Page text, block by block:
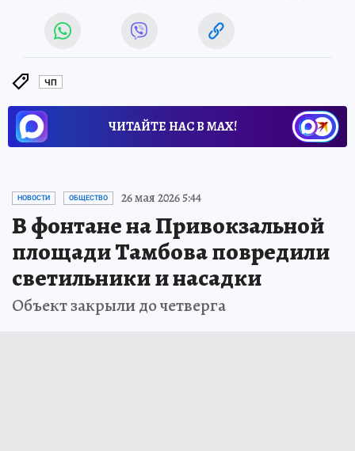
ЧП
ЧИТАЙТЕ НАС В МАХ!
НОВОСТИ ОБЩЕСТВО 26 мая 2026 5:44
В фонтане на Привокзальной
площади Тамбова повредили
светильники и насадки
Объект закрыли до четверга